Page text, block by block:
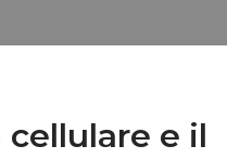
cellulare e il